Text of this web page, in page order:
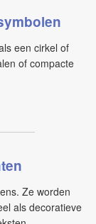
een cirkel of
of compacte
Ze worden
als decoratieve